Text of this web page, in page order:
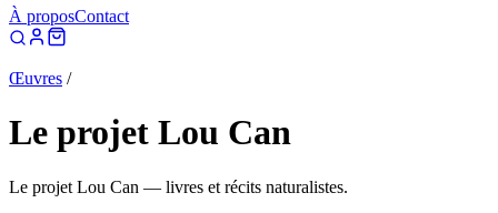
À proposContact
Œuvres /
Le projet Lou Can
Le projet Lou Can — livres et récits naturalistes.